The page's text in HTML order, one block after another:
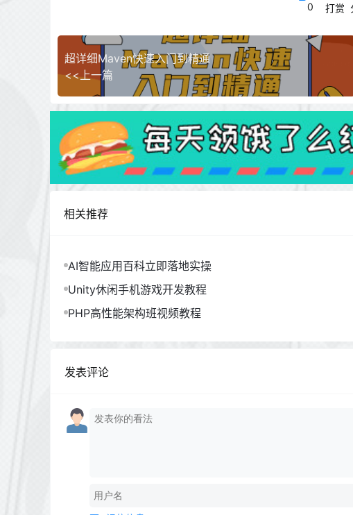
0 打赏
超详细Maven快速入门到精通
<<上一篇
相关推荐
AI智能应用百科立即落地实操
Unity休闲手机游戏开发教程
PHP高性能架构班视频教程
发表评论